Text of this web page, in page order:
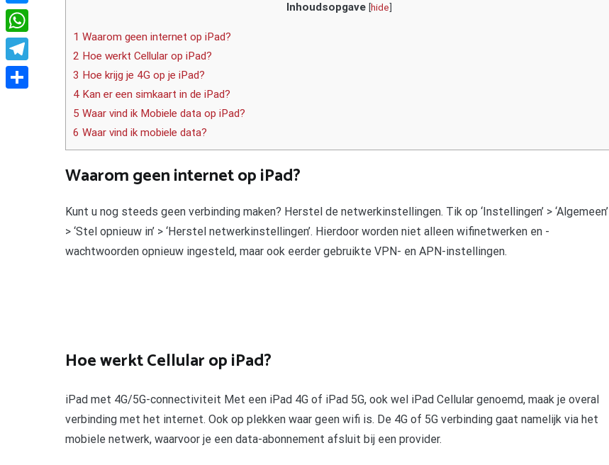
Inhoudsopgave [hide]
1 Waarom geen internet op iPad?
2 Hoe werkt Cellular op iPad?
3 Hoe krijg je 4G op je iPad?
4 Kan er een simkaart in de iPad?
5 Waar vind ik Mobiele data op iPad?
6 Waar vind ik mobiele data?
Waarom geen internet op iPad?
Kunt u nog steeds geen verbinding maken? Herstel de netwerkinstellingen. Tik op ‘Instellingen’ > ‘Algemeen’
> ‘Stel opnieuw in’ > ‘Herstel netwerkinstellingen’. Hierdoor worden niet alleen wifinetwerken en -
wachtwoorden opnieuw ingesteld, maar ook eerder gebruikte VPN- en APN-instellingen.
Hoe werkt Cellular op iPad?
iPad met 4G/5G-connectiviteit Met een iPad 4G of iPad 5G, ook wel iPad Cellular genoemd, maak je overal
verbinding met het internet. Ook op plekken waar geen wifi is. De 4G of 5G verbinding gaat namelijk via het
mobiele netwerk, waarvoor je een data-abonnement afsluit bij een provider.
Messenger
WhatsApp
Telegram